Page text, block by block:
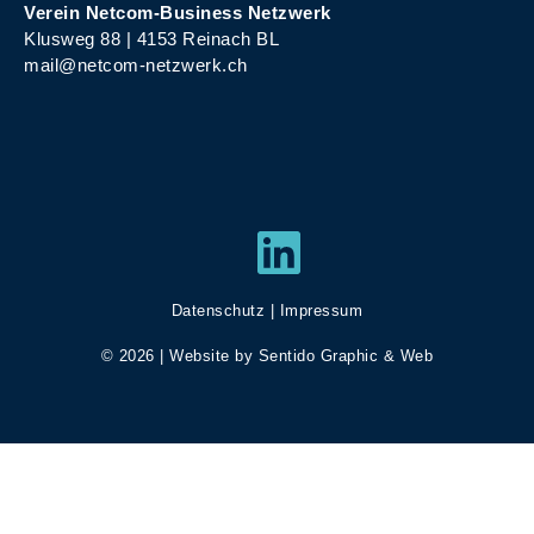
Verein Netcom-Business Netzwerk
Klusweg 88 | 4153 Reinach BL
mail@netcom-netzwerk.ch
LinkedIn
Datenschutz Impressum
© 2026 | Website by Sentido Graphic & Web